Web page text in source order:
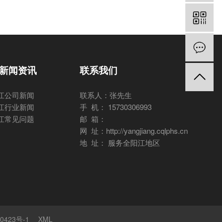
闻资讯
公司新闻
行业新闻
常见问题
联系我们
联系人：张先生
手 机： 15730306993
邮 箱：
网 址：http://yangjiang.cqlphs.cn
地 址： 服务全阳江地区
号-1 XML